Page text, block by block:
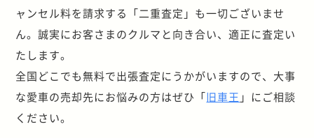
ャンセル料を請求する「二重査定」も一切ございませ
ん。誠実にお客さまのクルマと向き合い、適正に査定い
たします。
全国どこでも無料で出張査定にうかがいますので、大事
な愛車の売却先にお悩みの方はぜひ「旧車王 」にご相談
ください。